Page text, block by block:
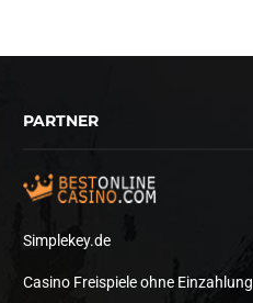
PARTNER
Simplekey.de
Casino Freispiele ohne Einzahlung